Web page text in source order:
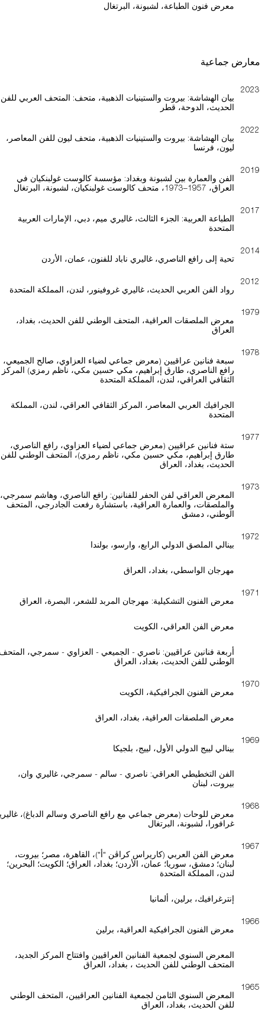
معرض فنون الطباعة، لشبونة، البرتغال
معارض جماعية
2023
بيان الهشاشة: بيروت والستينيات الذهبية، متحف: المتحف العربي للفن
الحديث، الدوحة، قطر
2022
بيان الهشاشة: بيروت والستينيات الذهبية، متحف ليون للفن المعاصر،
ليون، فرنسا
2019
الفن والعمارة بين لشبونة وبغداد: مؤسسة كالوست غولبنكيان في
العراق، 1957–1973، متحف كالوست غولبنكيان، لشبونة، البرتغال
2017
الطباعة العربية: الجزء الثالث، غاليري ميم، دبي، الإمارات العربية
المتحدة
2014
تحية إلى رافع الناصري، غاليري ناباد للفنون، عمان، الأردن
2012
رواد الفن العربي الحديث، غاليري غروفينور، لندن، المملكة المتحدة
1979
معرض الملصقات العراقية، المتحف الوطني للفن الحديث، بغداد،
العراق
1978
سبعة فنانين عراقيين (معرض جماعي لضياء العزاوي، صالح الجميعي،
رافع الناصري، طارق إبراهيم، مكي حسين مكي، ناظم رمزي) المركز
الثقافي العراقي، لندن، المملكة المتحدة
الجرافيك العربي المعاصر، المركز الثقافي العراقي، لندن، المملكة
المتحدة
1977
ستة فنانين عراقيين (معرض جماعي لضياء العزاوي، رافع الناصري،
طارق إبراهيم، مكي حسين مكي، ناظم رمزي)، المتحف الوطني للفن
الحديث، بغداد، العراق
1973
المعرض العراقي لفن الحفر للفنانين: رافع الناصري، وهاشم سمرجي،
والملصقات، والعمارة العراقية، باستشارة رفعت الجادرجي، المتحف
الوطني، دمشق
1972
بينالي الملصق الدولي الرابع، وارسو، بولندا
مهرجان الواسطي، بغداد، العراق
1971
معرض الفنون التشكيلية: مهرجان المربد للشعر، البصرة، العراق
معرض الفن العراقي، الكويت
أربعة فنانين عراقيين: ناصري - الجميعي - العزاوي - سمرجي،
الوطني للفن الحديث، بغداد، العراق
1970
معرض الفنون الجرافيكية، الكويت
معرض الملصقات العراقية، بغداد، العراق
1969
بينالي لييج الدولي الأول، لييج، بلجيكا
الفن التخطيطي العراقي: ناصري - سالم - سمرجي، غاليري وان،
بيروت، لبنان
1968
معرض للوحات (معرض جماعي مع رافع الناصري وسالم الدباغ)،
غرافورا، لشبونة، البرتغال
1967
معرض الفن العربي (كاريراس كراڤن "أ")، القاهرة، مصر؛ بيروت،
لبنان؛ دمشق، سوريا؛ عمان، الأردن؛ بغداد، العراق؛ الكويت؛ البحرين؛
لندن، المملكة المتحدة
إنترغرافيك، برلين، ألمانيا
1966
معرض الفنون الجرافيكية العراقية، برلين
المعرض السنوي لجمعية الفنانين العراقيين وافتتاح المركز الجديد،
المتحف الوطني للفن الحديث ، بغداد، العراق
1965
المعرض السنوي الثامن لجمعية الفنانين العراقيين، المتحف الوطني
للفن الحديث، بغداد، العراق